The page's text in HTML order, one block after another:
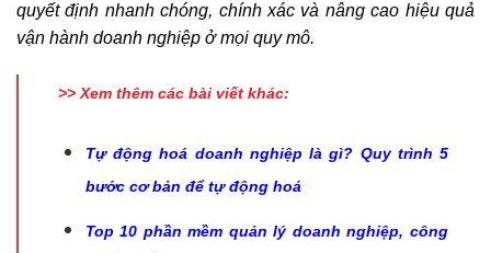
quyết định nhanh chóng, chính xác và nâng cao hiệu quả
vận hành doanh nghiệp ở mọi quy mô.
>> Xem thêm các bài viết khác:
Tự động hoá doanh nghiệp là gì? Quy trình 5
bước cơ bản để tự động hoá
Top 10 phần mềm quản lý doanh nghiệp, công